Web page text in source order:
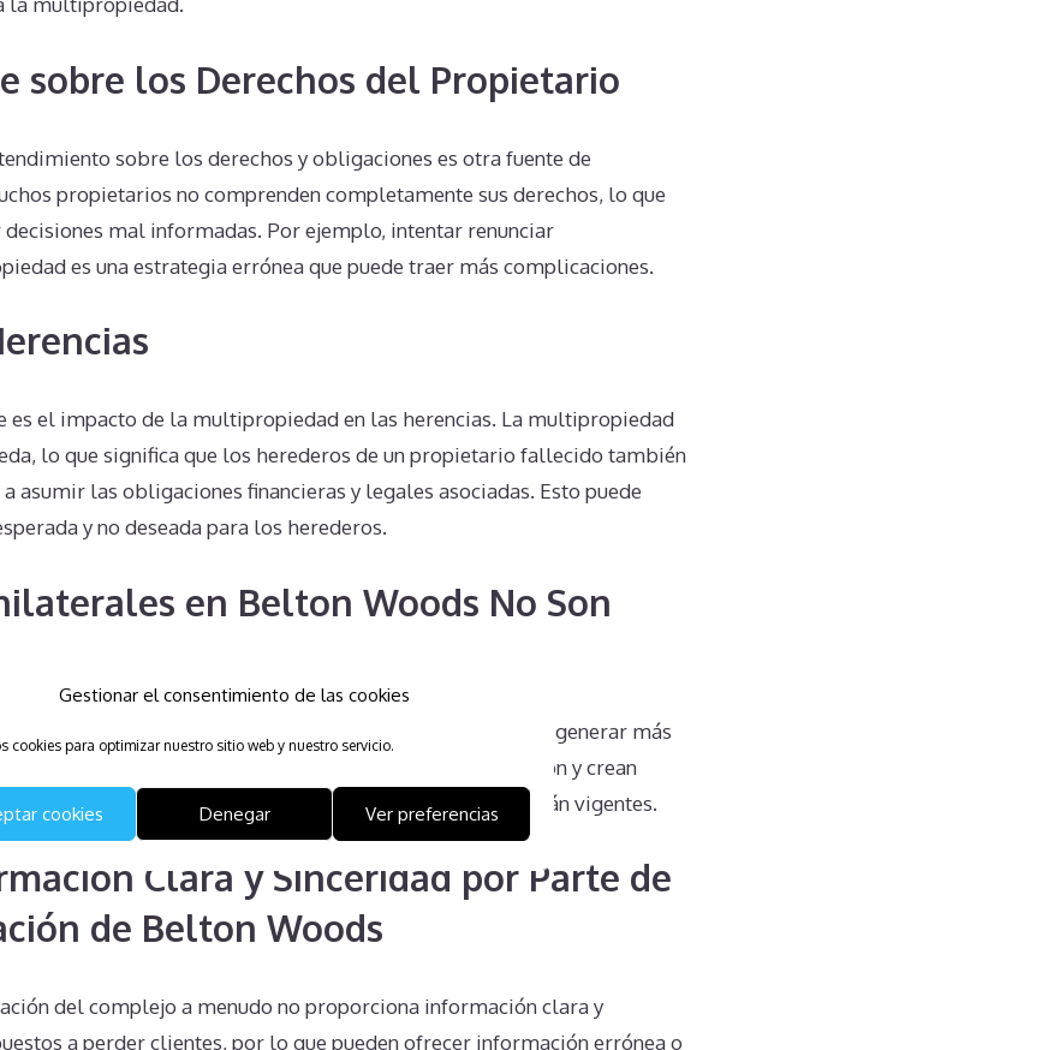
Gestionar el consentimiento de las cookies
cookies para optimizar nuestro sitio web y nuestro servicio.
cookies Denegar Ver preferencias
sobre los Derechos del Propietario
sobre los derechos y obligaciones es otra fuente de
propietarios no comprenden completamente sus derechos, lo que
mal informadas. Por ejemplo, intentar renunciar
es una estrategia errónea que puede traer más complicaciones.
es el impacto de la multipropiedad en las herencias. La multipropiedad
lo que significa que los herederos de un propietario fallecido también
asumir las obligaciones financieras y legales asociadas. Esto puede
y no deseada para los herederos.
en Belton Woods No Son
a la propiedad no es legalmente posible y puede generar más
Este tipo de acciones solo complican más la situación y crean
las cuotas de mantenimiento y otras obligaciones seguirán vigentes.
Clara y Sinceridad por Parte de
de Belton Woods
del complejo a menudo no proporciona información clara y
a perder clientes, por lo que pueden ofrecer información errónea o